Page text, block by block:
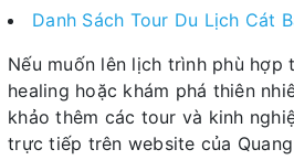
Danh Sách Tour Du Lịch Cát
Nếu muốn lên lịch trình phù hợp
healing hoặc khám phá thiên
khảo thêm các tour và kinh
trực tiếp trên website của